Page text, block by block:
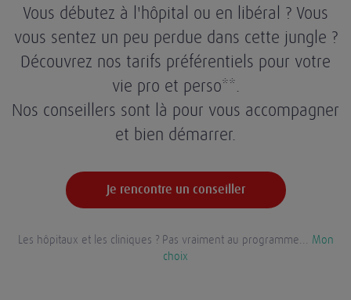
Vous débutez à l'hôpital ou en libéral ? Vous
vous sentez un peu perdue dans cette jungle ?
Découvrez nos tarifs préférentiels pour votre
vie pro et perso**.
Nos conseillers sont là pour vous accompagner
et bien démarrer.
Je rencontre un conseiller
Les hôpitaux et les cliniques ? Pas vraiment au programme... Mon
choix